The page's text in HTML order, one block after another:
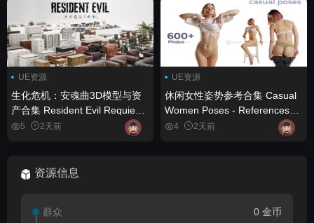
UE资源
生化危机：安魂曲3D模型与资
产合集 Resident Evil Requiem
3D Models and Assets
5 2天前
UE资源
休闲女性姿势参考合集 Casual
Women Poses - References
For Artists
4 2天前
资源信息
群众 0 金币